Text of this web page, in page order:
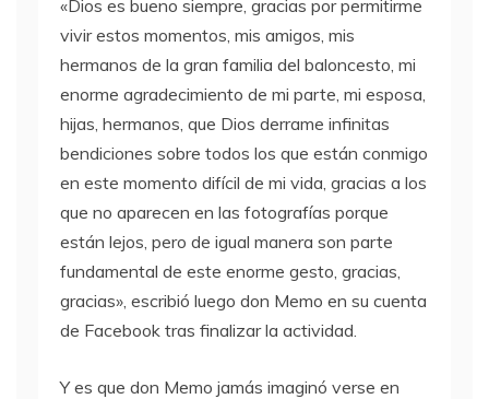
«Dios es bueno siempre, gracias por permitirme
vivir estos momentos, mis amigos, mis
hermanos de la gran familia del baloncesto, mi
enorme agradecimiento de mi parte, mi esposa,
hijas, hermanos, que Dios derrame infinitas
bendiciones sobre todos los que están conmigo
en este momento difícil de mi vida, gracias a los
que no aparecen en las fotografías porque
están lejos, pero de igual manera son parte
fundamental de este enorme gesto, gracias,
gracias», escribió luego don Memo en su cuenta
de Facebook tras finalizar la actividad.
Y es que don Memo jamás imaginó verse en